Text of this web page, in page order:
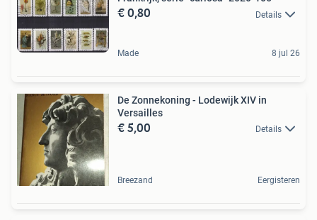
€ 0,80 Details
Made 8 jul 26
De Zonnekoning - Lodewijk XIV in
Versailles
€ 5,00 Details
Breezand Eergisteren